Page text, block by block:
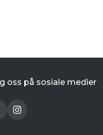
oss på sosiale medier